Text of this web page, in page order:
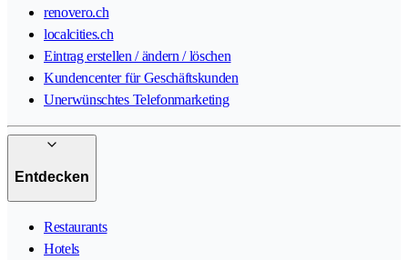
renovero.ch
localcities.ch
Eintrag erstellen / ändern / löschen
Kundencenter für Geschäftskunden
Unerwünschtes Telefonmarketing
Entdecken
Restaurants
Hotels